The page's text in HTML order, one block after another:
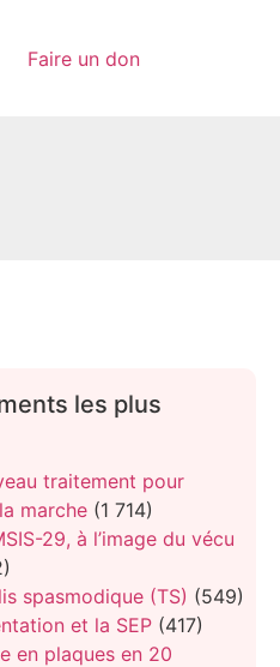
Faire un don
les plus
traitement pour
marche (1 714)
29, à l’image du vécu
spasmodique (TS) (549)
et la SEP (417)
en plaques en 20